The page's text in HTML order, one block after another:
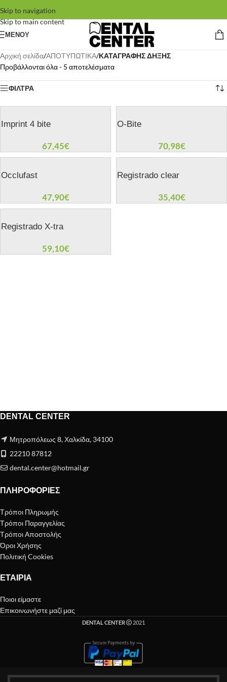
Skip to navigation
Skip to main content
ΜΕΝΟΥ
Αρχική σελίδα/ΑΠΟΤΥΠΩΤΙΚΑ/ΚΑΤΑΓΡΑΦΗΣ ΔΗΞΗΣ
Προβάλλονται όλα - 5 αποτελέσματα
ΦΙΛΤΡΑ
Imprint 4 bite
67,45€
O-Bite
70,98€
Occlufast
47,90€
Registrado clear
35,40€
Registrado X-tra
59,10€
DENTAL CENTER
Μητροπόλεως 8, Χαλκίδα, 34100
22210 87812
dental.center@hotmail.gr
ΠΛΗΡΟΦΟΡΊΕΣ
Τρόποι Πληρωμής
Τρόποι Παραγγελίας
Τρόποι Αποστολής
Όροι Χρήσης
Πολιτική Cookies
ΕΤΑΙΡΊΑ
Ποιοι είμαστε
Επικοινωνήστε μαζί μας
DENTAL CENTER 2021